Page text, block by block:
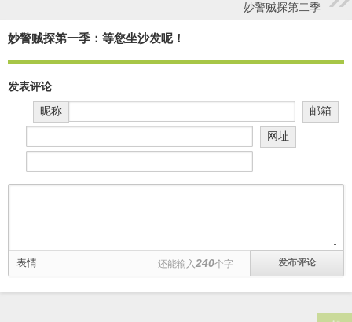
妙警贼探第二季
妙警贼探第一季：等您坐沙发呢！
发表评论
昵称
邮箱
网址
表情 还能输入 240个字